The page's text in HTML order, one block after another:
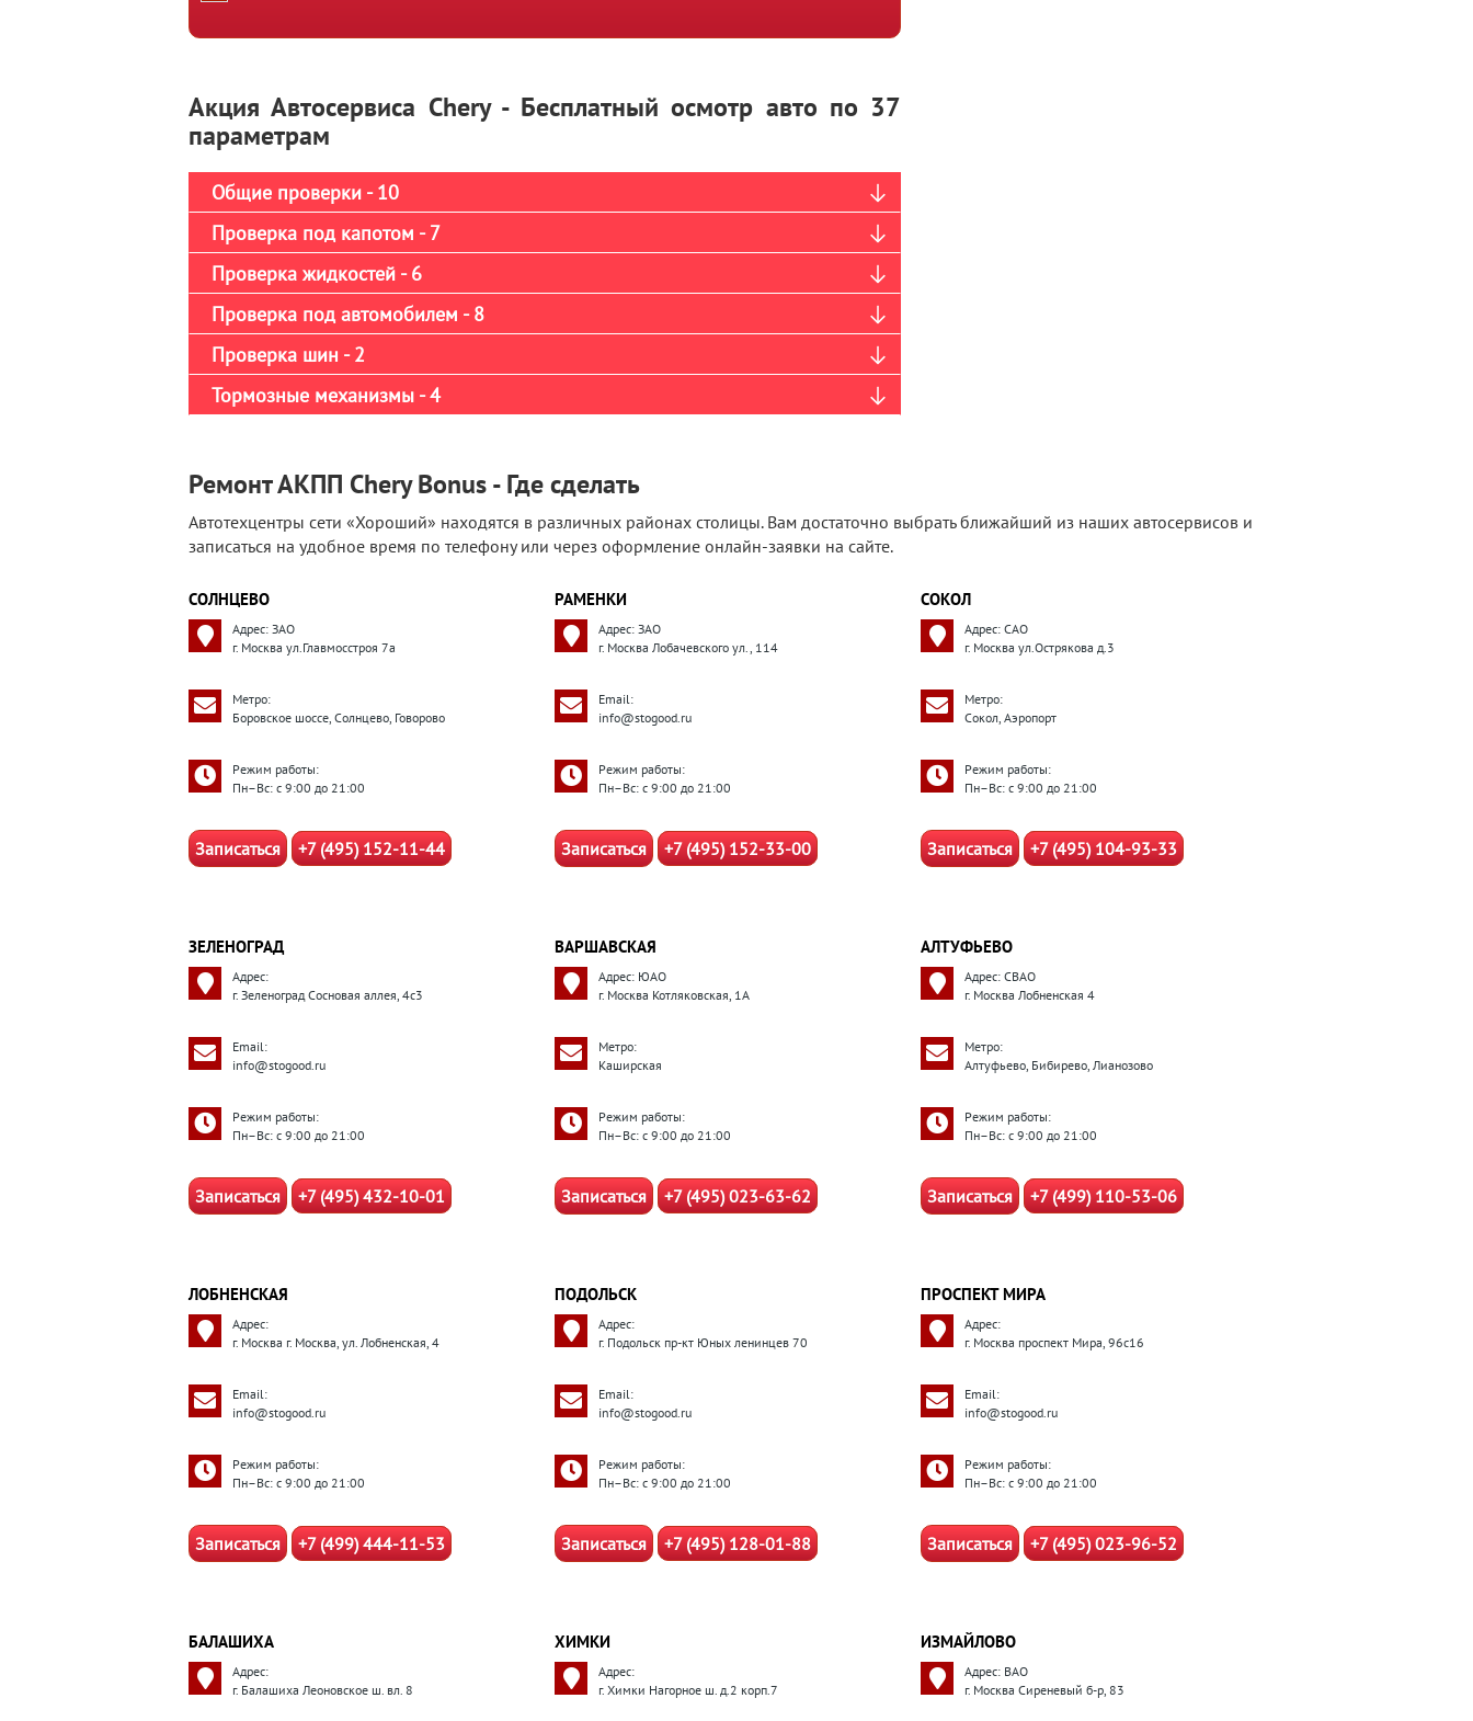
Акция Автосервиса Chery - Бесплатный осмотр авто по 37
параметрам
Общие проверки - 10
Проверка под капотом - 7
Проверка жидкостей - 6
Проверка под автомобилем - 8
Проверка шин - 2
Тормозные механизмы - 4
Ремонт АКПП Chery Bonus - Где сделать
Автотехцентры сети «Хороший» находятся в различных районах столицы. Вам достаточно выбрать ближайший из наших автосервисов и
записаться на удобное время по телефону или через оформление онлайн-заявки на сайте.
СОЛНЦЕВО
Адрес: ЗАО
г. Москва ул.Главмосстроя 7а
Метро:
Боровское шоссе, Солнцево, Говорово
Режим работы:
Пн–Вс: с 9:00 до 21:00
Записаться +7 (495) 152-11-44
РАМЕНКИ
Адрес: ЗАО
г. Москва Лобачевского ул., 114
Email:
info@stogood.ru
Режим работы:
Пн–Вс: с 9:00 до 21:00
Записаться +7 (495) 152-33-00
СОКОЛ
Адрес: САО
г. Москва ул.Острякова д.3
Метро:
Сокол, Аэропорт
Режим работы:
Пн–Вс: с 9:00 до 21:00
Записаться +7 (495) 104-93-33
ЗЕЛЕНОГРАД
Адрес:
г. Зеленоград Сосновая аллея, 4с3
Email:
info@stogood.ru
Режим работы:
Пн–Вс: с 9:00 до 21:00
Записаться +7 (495) 432-10-01
ВАРШАВСКАЯ
Адрес: ЮАО
г. Москва Котляковская, 1А
Метро:
Каширская
Режим работы:
Пн–Вс: с 9:00 до 21:00
Записаться +7 (495) 023-63-62
АЛТУФЬЕВО
Адрес: СВАО
г. Москва Лобненская 4
Метро:
Алтуфьево, Бибирево, Лианозово
Режим работы:
Пн–Вс: с 9:00 до 21:00
Записаться +7 (499) 110-53-06
ЛОБНЕНСКАЯ
Адрес:
г. Москва г. Москва, ул. Лобненская, 4
Email:
info@stogood.ru
Режим работы:
Пн–Вс: с 9:00 до 21:00
Записаться +7 (499) 444-11-53
ПОДОЛЬСК
Адрес:
г. Подольск пр-кт Юных ленинцев 70
Email:
info@stogood.ru
Режим работы:
Пн–Вс: с 9:00 до 21:00
Записаться +7 (495) 128-01-88
ПРОСПЕКТ МИРА
Адрес:
г. Москва проспект Мира, 96с16
Email:
info@stogood.ru
Режим работы:
Пн–Вс: с 9:00 до 21:00
Записаться +7 (495) 023-96-52
БАЛАШИХА
Адрес:
г. Балашиха Леоновское ш. вл. 8
ХИМКИ
Адрес:
г. Химки Нагорное ш. д.2 корп.7
ИЗМАЙЛОВО
Адрес: ВАО
г. Москва Сиреневый б-р, 83